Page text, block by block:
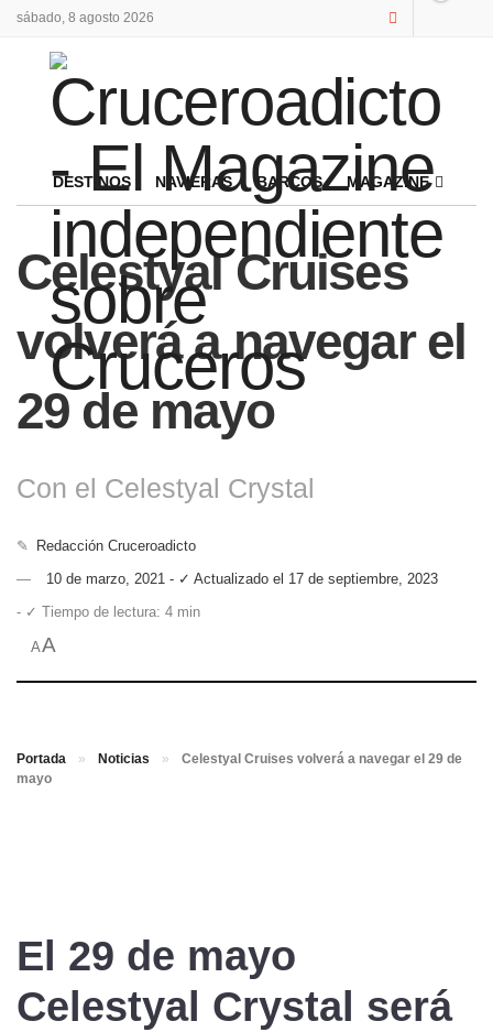
sábado, 8 agosto 2026
DESTINOS NAVIERAS BARCOS MAGAZINE
Celestyal Cruises
volverá a navegar el
29 de mayo
Con el Celestyal Crystal
✎
Redacción Cruceroadicto
10 de marzo, 2021 - ✓ Actualizado el 17 de septiembre, 2023
- ✓ Tiempo de lectura: 4 min
AA
Portada » Noticias »
Celestyal Cruises volverá a navegar el 29 de
mayo
El 29 de mayo
Celestyal Crystal será